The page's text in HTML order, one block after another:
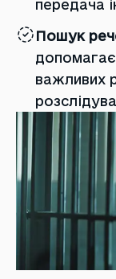
передача
Пошук
важливих